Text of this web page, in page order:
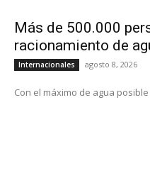
Más de 500.000
racionamiento de
Internacionales agosto 8, 2026
Con el máximo de agua